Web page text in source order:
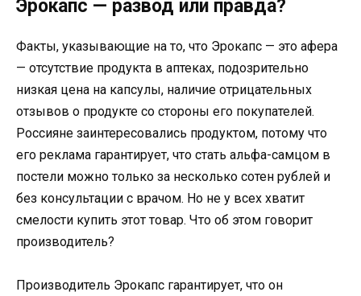
Эрокапс — развод или правда?
Факты, указывающие на то, что Эрокапс — это афера
— отсутствие продукта в аптеках, подозрительно
низкая цена на капсулы, наличие отрицательных
отзывов о продукте со стороны его покупателей.
Россияне заинтересовались продуктом, потому что
его реклама гарантирует, что стать альфа-самцом в
постели можно только за несколько сотен рублей и
без консультации с врачом. Но не у всех хватит
смелости купить этот товар. Что об этом говорит
производитель?
Производитель Эрокапс гарантирует, что он